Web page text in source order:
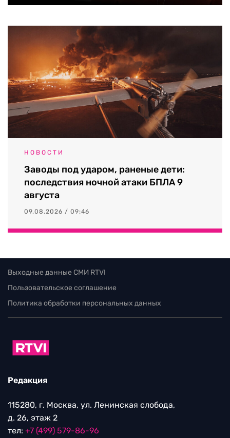
НОВОСТИ
Заводы под ударом, раненые дети:
последствия ночной атаки БПЛА 9
августа
09.08.2026 / 09:46
Выходные данные СМИ RTVI
Пользовательское соглашение
Политика обработки персональных данных
Редакция
115280, г. Москва, ул. Ленинская слобода,
д. 26, этаж 2
тел: +7 (499) 579-86-96